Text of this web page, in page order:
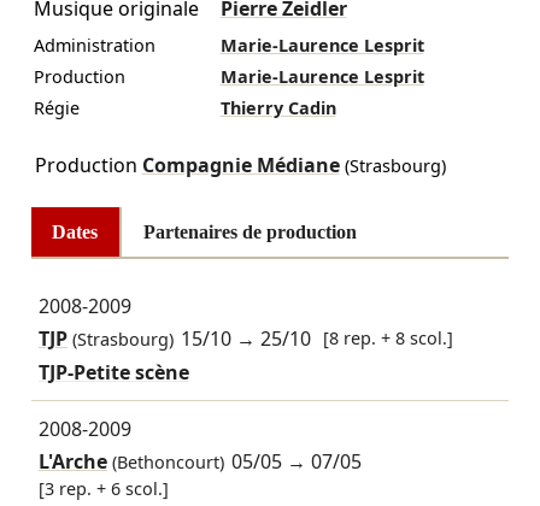
Musique originale
Pierre Zeidler
Administration
Marie-Laurence Lesprit
Production
Marie-Laurence Lesprit
Régie
Thierry Cadin
Production Compagnie Médiane(Strasbourg)
Dates Partenaires de production
2008-2009
TJP(Strasbourg) 15/10 →25/10 [8 rep. + 8 scol.]
TJP-Petite scène
2008-2009
L'Arche(Bethoncourt) 05/05 →07/05
[3 rep. + 6 scol.]